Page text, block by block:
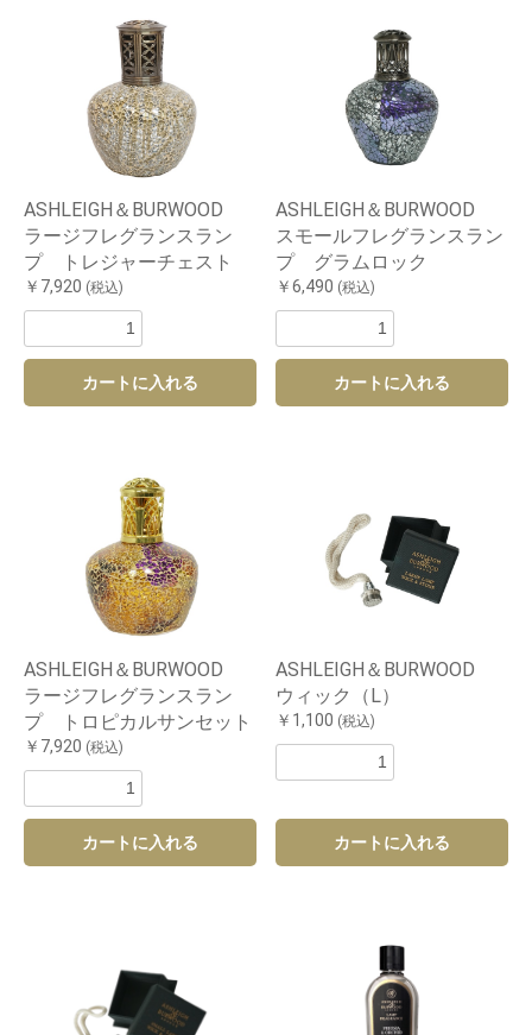
ASHLEIGH＆BURWOOD
ラージフレグランスラン
プ トレジャーチェスト
￥7,920 (税込)
カートに入れる
ASHLEIGH＆BURWOOD
スモールフレグランスラン
プ グラムロック
￥6,490 (税込)
カートに入れる
ASHLEIGH＆BURWOOD
ラージフレグランスラン
プ トロピカルサンセット
￥7,920 (税込)
カートに入れる
ASHLEIGH＆BURWOOD
ウィック（L）
￥1,100 (税込)
カートに入れる